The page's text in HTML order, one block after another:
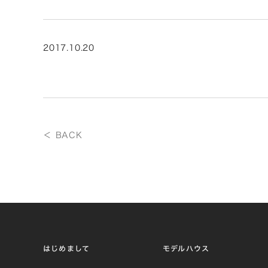
2017.10.20
＜ BACK
はじめまして モデルハウス